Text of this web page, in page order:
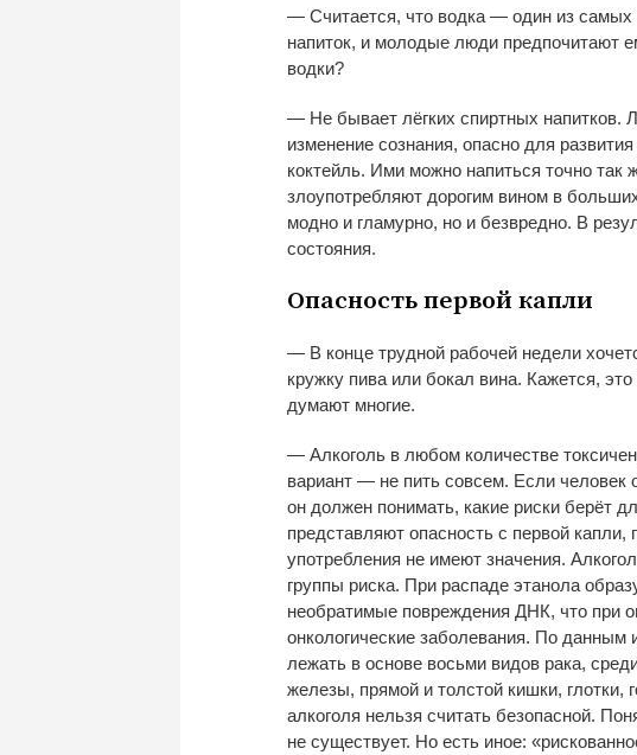
— Считается, что водка — один из самых
напиток, и молодые люди предпочитают
водки?
— Не бывает лёгких спиртных
изменение сознания, опасно для
коктейль. Ими можно напиться точно так
злоупотребляют дорогим вином в
модно и гламурно, но и безвредно. В
состояния.
Опасность первой капли
— В конце трудной рабочей недели
кружку пива или бокал вина. Кажется,
думают многие.
— Алкоголь в любом количестве
вариант — не пить совсем. Если человек
он должен понимать, какие риски берёт
представляют опасность с первой капли,
употребления не имеют значения.
группы риска. При распаде этанола
необратимые повреждения ДНК, что при
онкологические заболевания. По данным
лежать в основе восьми видов рака,
железы, прямой и толстой кишки, глотки,
алкоголя нельзя считать безопасной.
не существует. Но есть иное: «